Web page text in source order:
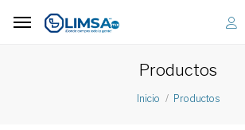
Productos
Inicio Productos